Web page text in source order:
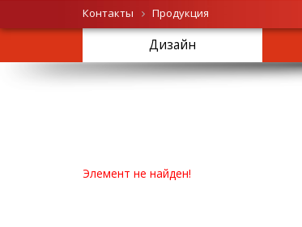
Контакты Продукция
Дизайн
Элемент не найден!